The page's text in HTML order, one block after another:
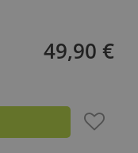
49,90 €